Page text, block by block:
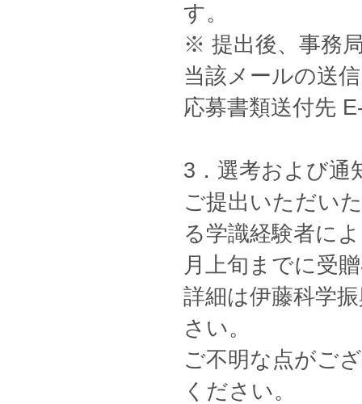
す。
※ 提出後、事務
当該メールの送
応募書類送付先
3．選考および通
ご提出いただい
る学識経験者に
月上旬までに受
詳細は伊藤科学
さい。
ご不明な点がご
ください。